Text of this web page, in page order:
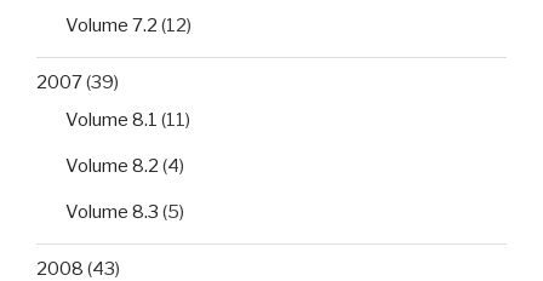
Volume 7.2 (12)
2007(39)
Volume 8.1 (11)
Volume 8.2 (4)
Volume 8.3 (5)
2008 (43)